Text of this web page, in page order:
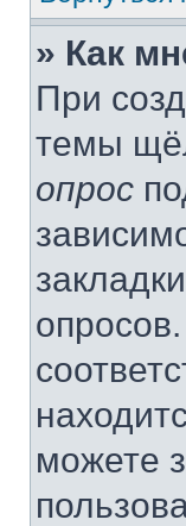
» Как
При
темы
опрос
можете